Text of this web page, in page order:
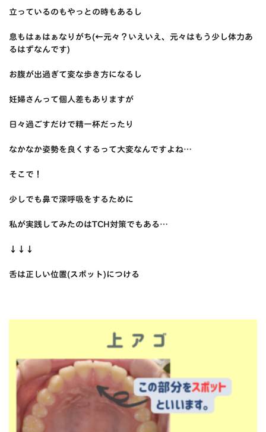
立っているのもやっとの時もあるし
息もはぁはぁなりがち(←元々？いえいえ、元々はもう少し体力あ
るはずなんです)
お腹が出過ぎて変な歩き方になるし
妊婦さんって個人差もありますが
日々過ごすだけで精一杯だったり
なかなか姿勢を良くするって大変なんですよね…
そこで！
少しでも鼻で深呼吸をするために
私が実践してみたのはTCH対策でもある…
↓↓↓
舌は正しい位置(スポット)につける